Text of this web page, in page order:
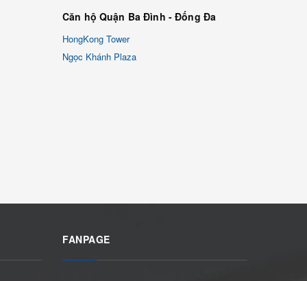
Căn hộ Quận Ba Đình - Đống Đa
HongKong Tower
Ngọc Khánh Plaza
FANPAGE